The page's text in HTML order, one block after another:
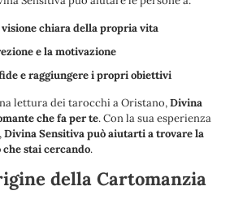
chiara della propria vita
e la motivazione
e raggiungere i propri obiettivi
lettura dei tarocchi a Oristano,Divina
che fa per te. Con la sua esperienza
Divina Sensitiva può aiutarti a trovare la
stai cercando.
della Cartomanzia